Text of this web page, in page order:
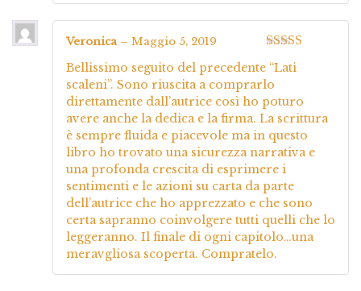
Valutato
Veronica – Maggio 5, 2019
Bellissimo seguito del precedente “Lati
scaleni”. Sono riuscita a comprarlo
direttamente dall’autrice così ho poturo
avere anche la dedica e la firma. La scrittura
è sempre fluida e piacevole ma in questo
libro ho trovato una sicurezza narrativa e
una profonda crescita di esprimere i
sentimenti e le azioni su carta da parte
dell’autrice che ho apprezzato e che sono
certa sapranno coinvolgere tutti quelli che lo
leggeranno. Il finale di ogni capitolo…una
meravgliosa scoperta. Compratelo.